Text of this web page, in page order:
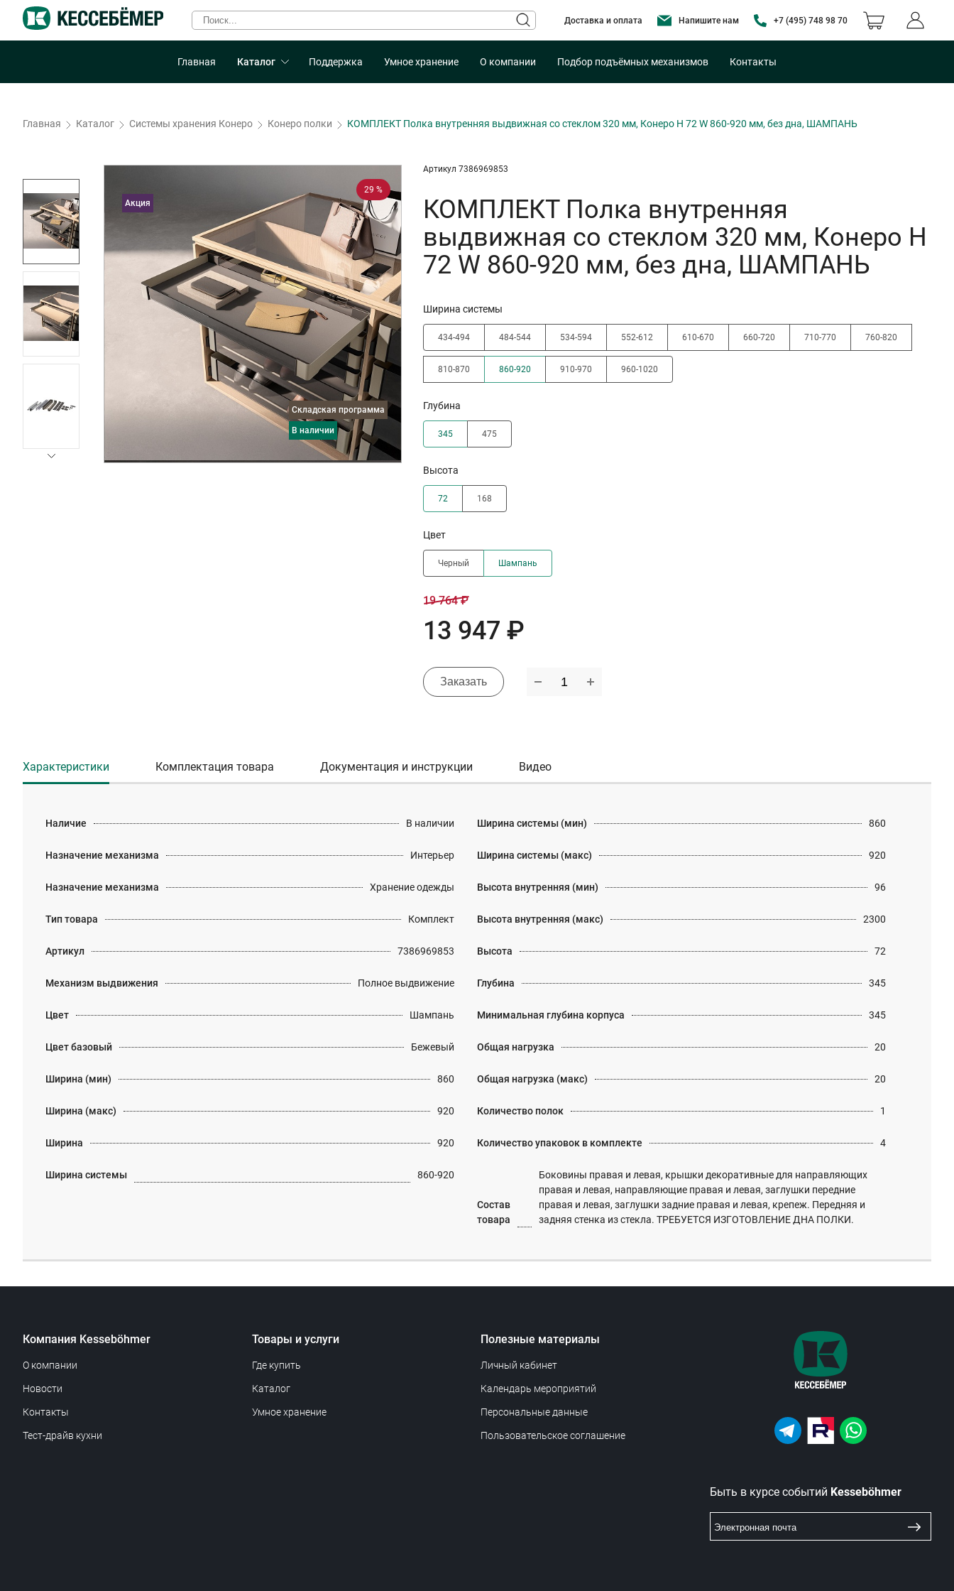
Доставка и оплата Напишите нам +7 (495) 748 98 70
Главная Каталог Поддержка Умное хранение О компании Подбор подъёмных механизмов Контакты
Главная Каталог Системы хранения Конеро Конеро полки КОМПЛЕКТ Полка внутренняя выдвижная со стеклом 320 мм, Конеро H 72 W 860-920 мм, без дна, ШАМПАНЬ
29 %
Складская программа
в наличии
Акция
Артикул 7386969853
КОМПЛЕКТ Полка внутренняя
выдвижная со стеклом 320 мм, Конеро H
72 W 860-920 мм, без дна, ШАМПАНЬ
Ширина системы
434-494 484-544 534-594 552-612 610-670 660-720 710-770 760-820
810-870 860-920 910-970 960-1020
Глубина
345 475
Высота
72 168
Цвет
Черный Шампань
19 764 ₽
13 947 ₽
Заказать
Характеристики Комплектация товара Документация и инструкции Видео
Наличие В наличии
Назначение механизма Интерьер
Назначение механизма Хранение одежды
Тип товара Комплект
Артикул 7386969853
Механизм выдвижения Полное выдвижение
Цвет Шампань
Цвет базовый Бежевый
Ширина (мин) 860
Ширина (макс) 920
Ширина 920
Ширина системы 860-920
Ширина системы (мин) 860
Ширина системы (макс) 920
Высота внутренняя (мин) 96
Высота внутренняя (макс) 2300
Высота 72
Глубина 345
Минимальная глубина корпуса 345
Общая нагрузка 20
Общая нагрузка (макс) 20
Количество полок 1
Количество упаковок в комплекте 4
Состав
товара
Боковины правая и левая, крышки декоративные для направляющих
правая и левая, направляющие правая и левая, заглушки передние
правая и левая, заглушки задние правая и левая, крепеж. Передняя и
задняя стенка из стекла. ТРЕБУЕТСЯ ИЗГОТОВЛЕНИЕ ДНА ПОЛКИ.
Компания Kesseböhmer
О компании
Новости
Контакты
Тест-драйв кухни
Товары и услуги
Где купить
Каталог
Умное хранение
Полезные материалы
Личный кабинет
Календарь мероприятий
Персональные данные
Пользовательское соглашение
Быть в курсе событий Kesseböhmer